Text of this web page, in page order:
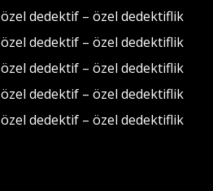
özel dedektif – özel dedektiflik
özel dedektif – özel dedektiflik
özel dedektif – özel dedektiflik
özel dedektif – özel dedektiflik
özel dedektif – özel dedektiflik